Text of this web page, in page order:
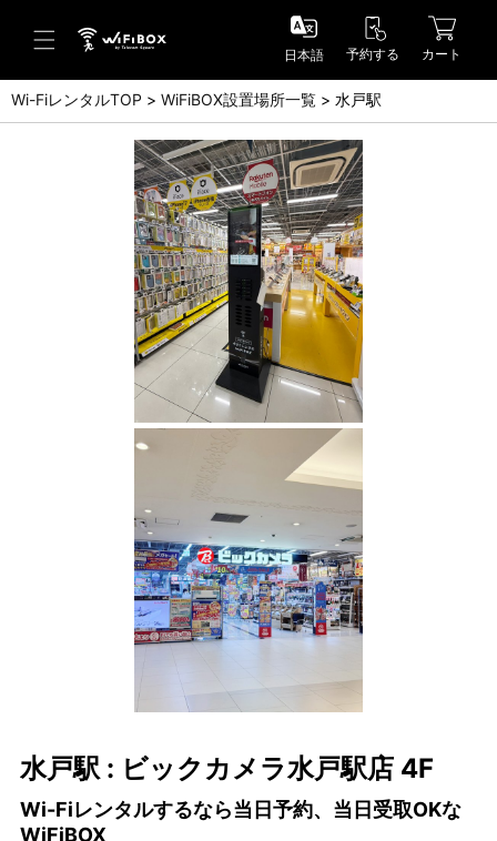
ヘルプ／お問い合わせ
ヘルプセンター(FAQ)(日本語)
Help Center(FAQ)(English)
お問い合わせ(日本語)
Inquiry(English)
日本語 予約する カート
Wi-FiレンタルTOP WiFiBOX設置場所一覧 水戸駅
水戸駅 : ビックカメラ水戸駅店 4F
Wi-Fiレンタルするなら当日予約、当日受取OKな
WiFiBOX